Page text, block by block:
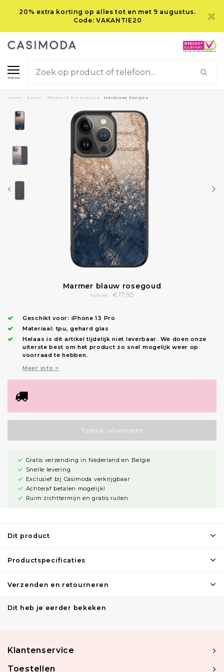
20% extra korting op alles tot en met 9 augustus.
Code: VAKANTIE20
menu
Home Apple iPhone 13 Pro hoesjes Hardcase hoesjes
Marmer blauw rosegoud
€23,95 €17,95
Geschikt voor: iPhone 13 Pro
Materiaal: tpu, gehard glas
Helaas is dit artikel tijdelijk niet leverbaar. We doen onze
uiterste best om het product zo snel mogelijk weer op
voorraad te hebben.
Meer info >
Tijdelijk uitverkocht
Gratis verzending in Nederland en België
Snelle levering
Exclusief bij Casimoda verkrijgbaar
Achteraf betalen mogelijk!
Ruim zichttermijn en gratis ruilen
Dit product
Productspecificaties
Verzenden en retourneren
Dit heb je eerder bekeken
Klantenservice
Toestellen